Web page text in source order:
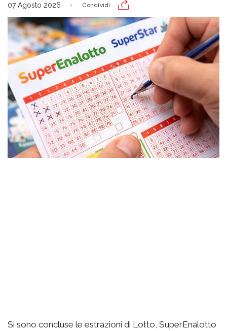
07 Agosto 2026 Condividi
Si sono concluse le estrazioni di Lotto, SuperEnalotto